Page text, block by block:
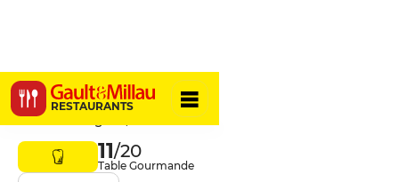
RESTAURANTS
IRIS Café
82340 Bardigues, France
11/20
Table Gourmande